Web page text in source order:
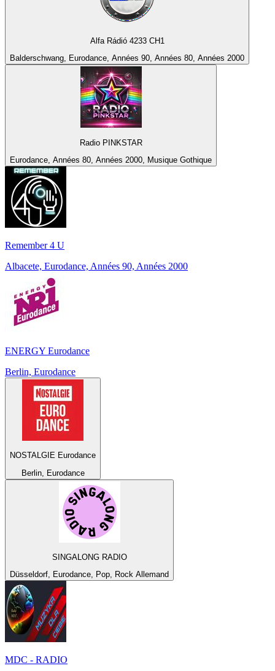
Alfa Rádió 4233 CH1
Balderschwang, Eurodance, Années 90, Années 80, Années 2000
Radio PINKSTAR
Eurodance, Années 80, Années 2000, Musique Gothique
Remember 4 U
Albacete, Eurodance, Années 90, Années 2000
ENERGY Eurodance
Berlin, Eurodance
NOSTALGIE Eurodance
Berlin, Eurodance
SINGALONG RADIO
Düsseldorf, Eurodance, Pop, Rock Allemand
MDC - RADIO